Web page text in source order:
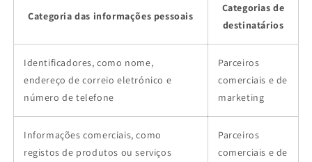
Categoria das informações pessoais
Categorias de
destinatários
Identificadores, como nome,
endereço de correio eletrónico e
número de telefone
Parceiros
comerciais e de
marketing
Informações comerciais, como
registos de produtos ou serviços
Parceiros
comerciais e de